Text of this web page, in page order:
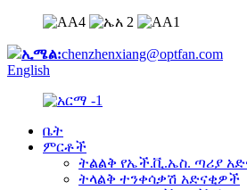
ኢሜል:chenzhenxiang@optfan.com
English
ቤት
ምርቶች
ትልልቅ የኤች.ቪ.ኤስ. ጣሪያ
ትላልቅ ተንቀሳቃሽ አድናቂዎች